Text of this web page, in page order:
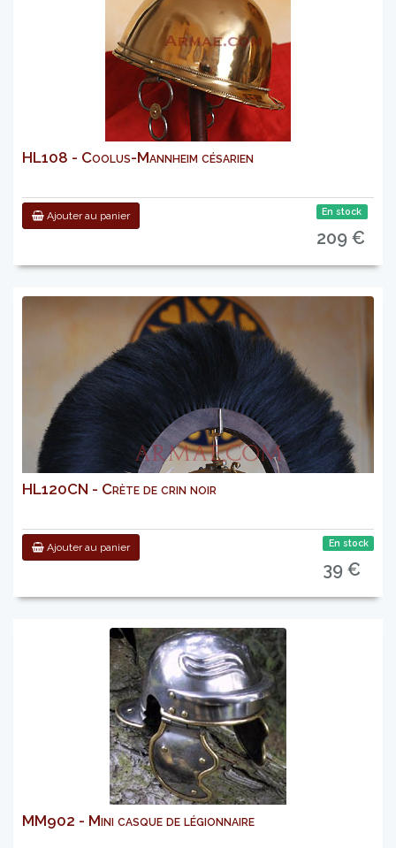
HL108 - Coolus-Mannheim césarien
Ajouter au panier En stock
209 €
HL120CN - Crète de crin noir
Ajouter au panier En stock
39 €
MM902 - Mini casque de légionnaire